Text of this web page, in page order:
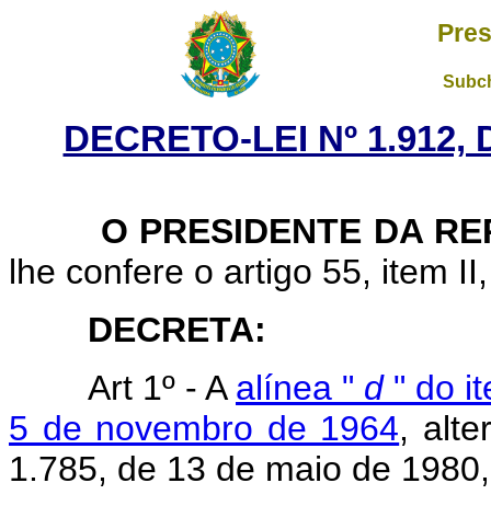
DECRETO-LEI Nº 1.912,
O PRESIDENTE DA
lhe confere o artigo 55, item
DECRETA:
Art 1º - A alínea " d" do
5 de novembro de 1964,
1.785, de 13 de maio de